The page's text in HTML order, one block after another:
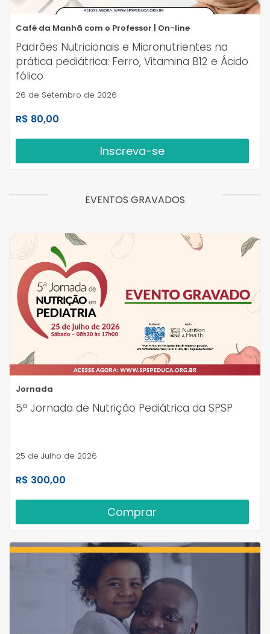
Café da Manhã com o Professor | On-line
Padrões Nutricionais e Micronutrientes na
prática pediátrica: Ferro, Vitamina B12 e Ácido
fólico
26 de Setembro de 2026
R$ 80,00
Inscreva-se
EVENTOS GRAVADOS
Jornada
5ª Jornada de Nutrição Pediátrica da SPSP
25 de Julho de 2026
R$ 300,00
Comprar